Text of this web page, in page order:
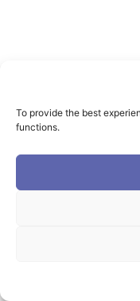
To provide the best
functions.